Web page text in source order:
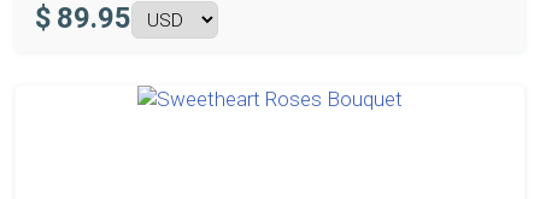
$ 89.95